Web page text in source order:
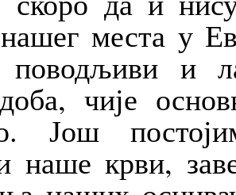
места у
и
чије
Још
наше крви,